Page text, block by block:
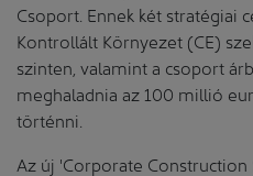
Csoport. Ennek két stratégiai
Kontrollált Környezet (CE)
szinten, valamint a csoport
meghaladnia az 100 millió
történni.
Az új 'Corporate Construction